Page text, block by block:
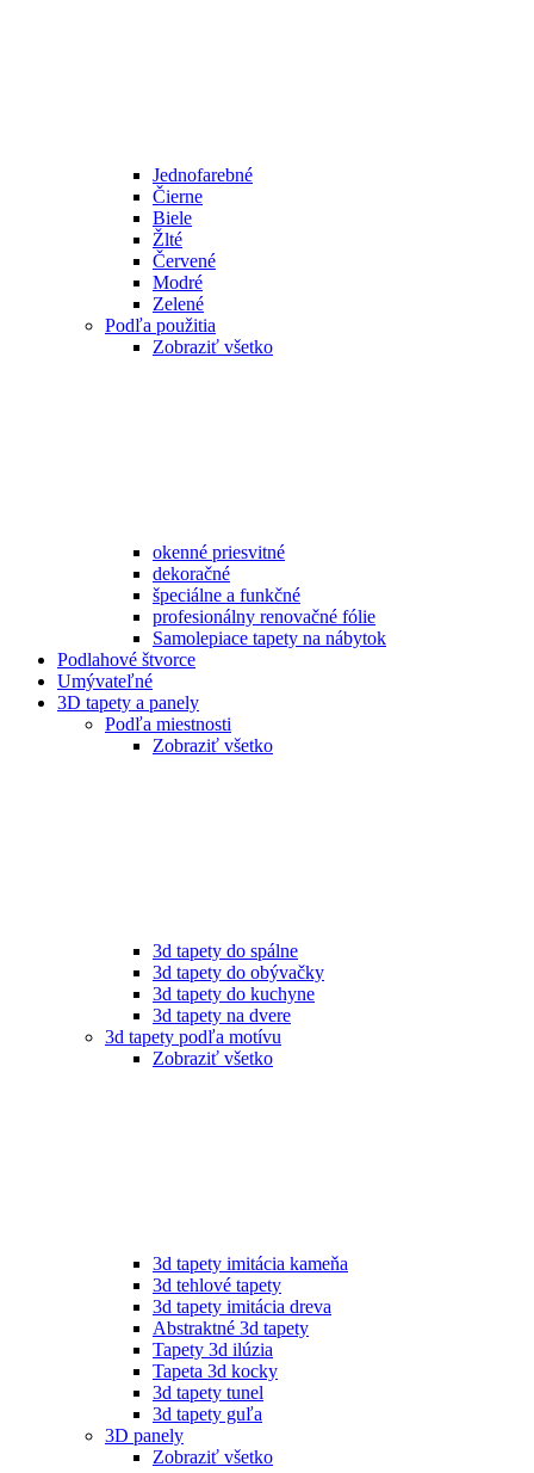
Jednofarebné
Čierne
Biele
Žlté
Červené
Modré
Zelené
Podľa použitia
Zobraziť všetko
okenné priesvitné
dekoračné
špeciálne a funkčné
profesionálny renovačné fólie
Samolepiace tapety na nábytok
Podlahové štvorce
Umývateľné
3D tapety a panely
Podľa miestnosti
Zobraziť všetko
3d tapety do spálne
3d tapety do obývačky
3d tapety do kuchyne
3d tapety na dvere
3d tapety podľa motívu
Zobraziť všetko
3d tapety imitácia kameňa
3d tehlové tapety
3d tapety imitácia dreva
Abstraktné 3d tapety
Tapety 3d ilúzia
Tapeta 3d kocky
3d tapety tunel
3d tapety guľa
3D panely
Zobraziť všetko